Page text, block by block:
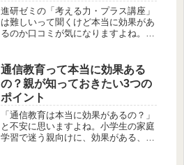
進研ゼミの「考える力・プラス講座」
は難しいって聞くけど本当に効果があ
るのか口コミが気になりますよね。こ
を整理しながら解く子へと成長した効
果やデメリットなどをまとめていま
す。
通信教育って本当に効果ある
の？親が知っておきたい3つの
ポイント
「通信教育は本当に効果があるの？」
と不安に思いますよね。小学生の家庭
学習で迷う親向けに、効果がある、な